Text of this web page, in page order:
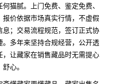
猫腻。上门免费、鉴定免费、
价依据市场真实行情，不虚假
；交易流程规范，签订正式协
多年来坚持合规经营，公开透
让藏家在销售藏品时无需提心
心。